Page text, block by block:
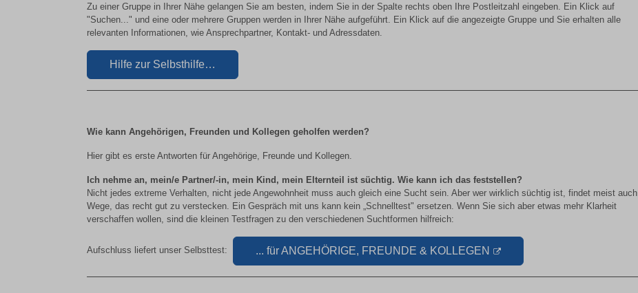
Zu einer Gruppe in Ihrer Nähe gelangen Sie am besten, indem Sie in der Spalte rechts oben Ihre Postleitzahl eingeben. Ein Klick auf
"Suchen..." und eine oder mehrere Gruppen werden in Ihrer Nähe aufgeführt. Ein Klick auf die angezeigte Gruppe und Sie erhalten alle
relevanten Informationen, wie Ansprechpartner, Kontakt- und Adressdaten.
Hilfe zur Selbsthilfe…
Wie kann Angehörigen, Freunden und Kollegen geholfen werden?
Hier gibt es erste Antworten für Angehörige, Freunde und Kollegen.
Ich nehme an, mein/e Partner/-in, mein Kind, mein Elternteil ist süchtig. Wie kann ich das feststellen?
Nicht jedes extreme Verhalten, nicht jede Angewohnheit muss auch gleich eine Sucht sein. Aber wer wirklich süchtig ist, findet meist auch
Wege, das recht gut zu verstecken. Ein Gespräch mit uns kann kein „Schnelltest" ersetzen. Wenn Sie sich aber etwas mehr Klarheit
verschaffen wollen, sind die kleinen Testfragen zu den verschiedenen Suchtformen hilfreich:
Aufschluss liefert unser Selbsttest: ... für ANGEHÖRIGE, FREUNDE & KOLLEGEN